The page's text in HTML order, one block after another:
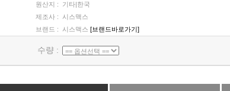
원산지 :
기타|한국
제조사 :
시스맥스
브랜드 :
시스맥스 [브랜드바로가기]
수량 :